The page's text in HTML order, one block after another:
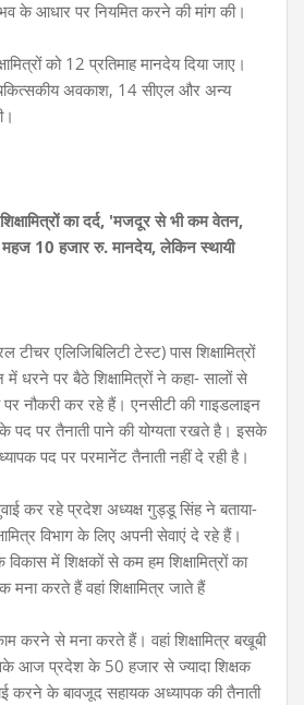
के आधार पर नियमित करने की मांग की।
को 12 प्रतिमाह मानदेय दिया जाए।
अवकाश, 14 सीएल और अन्य
का दर्द, 'मजदूर से भी कम वेतन,
महज 10 हजार रु. मानदेय, लेकिन स्थायी
एलिजिबिलिटी टेस्ट) पास शिक्षामित्रों
में धरने पर बैठे शिक्षामित्रों ने कहा- सालों से
नौकरी कर रहे हैं। एनसीटी की गाइडलाइन
पर तैनाती पाने की योग्यता रखते है। इसके
पद पर परमानेंट तैनाती नहीं दे रही है।
कर रहे प्रदेश अध्यक्ष गुड्डू सिंह ने बताया-
विभाग के लिए अपनी सेवाएं दे रहे हैं।
में शिक्षकों से कम हम शिक्षामित्रों का
मना करते हैं वहां शिक्षामित्र जाते हैं
करने से मना करते हैं। वहां शिक्षामित्र बखूबी
आज प्रदेश के 50 हजार से ज्यादा शिक्षक
करने के बावजूद सहायक अध्यापक की तैनाती